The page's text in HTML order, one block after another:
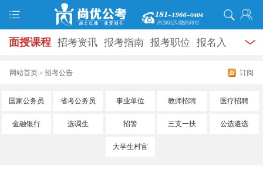
面授课程 招考资讯 报考指南 报考职位 报名入
口 打准考证 成绩查询 辅导
政热点 视频课堂 学员风采 名师团队 考试专题
网站首页 > 招考公告 订阅
国家公务员 省考公务员 事业单位 教师招聘 医疗招聘
金融银行 选调生 招警 三支一扶 公选遴选
大学生村官